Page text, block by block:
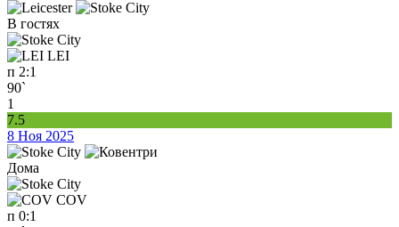
В гостях
LEI
п 2:1
90`
1
7.5
8 Ноя 2025
Дома
COV
п 0:1